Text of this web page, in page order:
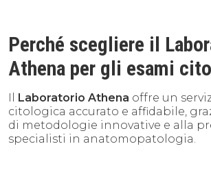
Perché scegliere il
Athena per gli esami
Il Laboratorio Athena offre un
citologica accurato e affidabile,
di metodologie innovative e alla
specialisti in anatomopatologia.